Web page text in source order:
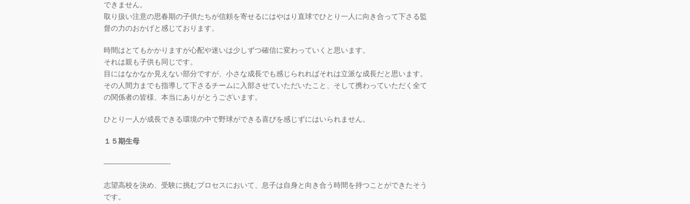
できません。
取り扱い注意の思春期の子供たちが信頼を寄せるにはやはり直球でひとり一人に向き合って下さる監
督の力のおかげと感じております。
時間はとてもかかりますが心配や迷いは少しずつ確信に変わっていくと思います。
それは親も子供も同じです。
目にはなかなか見えない部分ですが、小さな成長でも感じられればそれは立派な成長だと思います。
その人間力までも指導して下さるチームに入部させていただいたこと、そして携わっていただく全て
の関係者の皆様、本当にありがとうございます。
ひとり一人が成長できる環境の中で野球ができる喜びを感じずにはいられません。
１５期生母
—————————-
志望高校を決め、受験に挑むプロセスにおいて、息子は自身と向き合う時間を持つことができたそう
です。